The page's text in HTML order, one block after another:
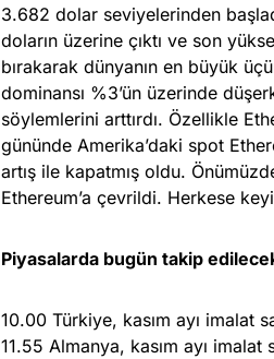
3.682 dolar seviyelerinden
doların üzerine çıktı ve son
bırakarak dünyanın en büyük
dominansı %3’ün üzerinde
söylemlerini arttırdı. Özellikle
gününde Amerika’daki spot
artış ile kapatmış oldu.
Ethereum’a çevrildi. Herkese
Piyasalarda bugün takip
10.00 Türkiye, kasım ayı imalat
11.55 Almanya, kasım ayı imalat